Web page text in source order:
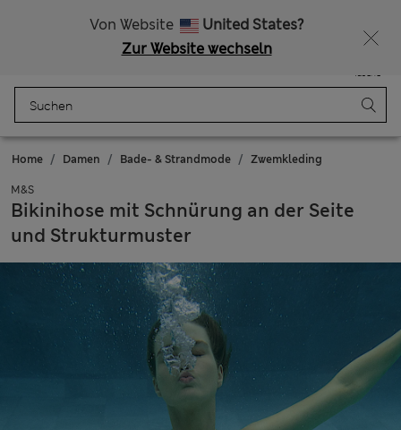
Von Website
United States?
Zur Website wechseln
Tasche
Home Damen Bade- & Strandmode Zwemkleding
M&S
Bikinihose mit Schnürung an der Seite
und Strukturmuster